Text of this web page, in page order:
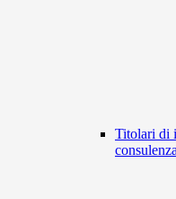
Titolari di
consulenza